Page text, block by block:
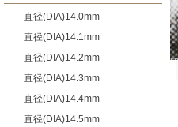
直径(DIA)14.0mm
直径(DIA)14.1mm
直径(DIA)14.2mm
直径(DIA)14.3mm
直径(DIA)14.4mm
直径(DIA)14.5mm